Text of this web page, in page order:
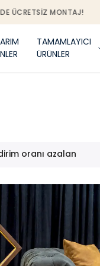
ÜCRETSIZ MONTAJ!
TAMAMLAYICI
ÜRÜNLER
oranı azalan